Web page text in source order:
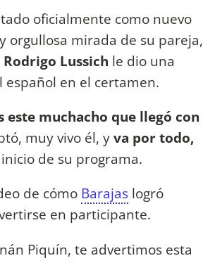
oficialmente como nuevo
orgullosa mirada de su pareja,
Rodrigo Lussich le dio una
en el certamen.
este muchacho que llegó con
muy vivo él, yva por todo,
de su programa.
de cómo Barajas logró
en participante.
Piquín, te advertimos esta